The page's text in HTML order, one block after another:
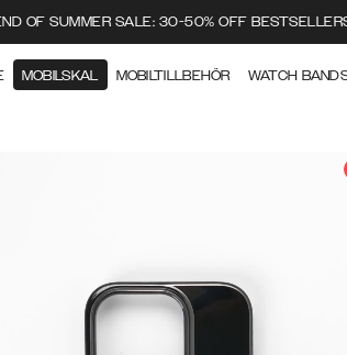
OF SUMMER SALE: 30-50% OFF
MOBILSKAL MOBILTILLBEHÖR WATCH